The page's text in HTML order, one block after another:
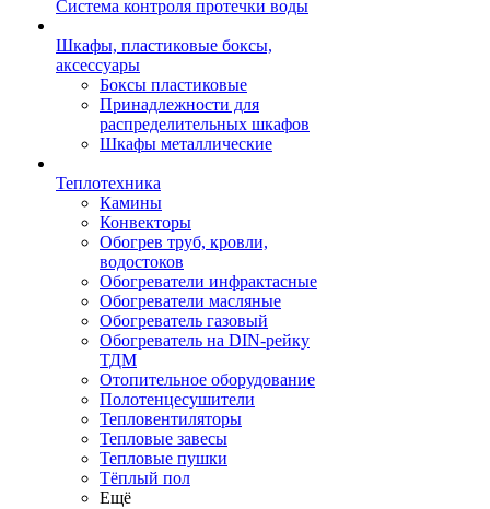
Система контроля протечки воды
Шкафы, пластиковые боксы,
аксессуары
Боксы пластиковые
Принадлежности для
распределительных шкафов
Шкафы металлические
Теплотехника
Камины
Конвекторы
Обогрев труб, кровли,
водостоков
Обогреватели инфрактасные
Обогреватели масляные
Обогреватель газовый
Обогреватель на DIN-рейку
ТДМ
Отопительное оборудование
Полотенцесушители
Тепловентиляторы
Тепловые завесы
Тепловые пушки
Тёплый пол
Ещё